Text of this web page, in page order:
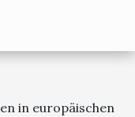
in europäischen